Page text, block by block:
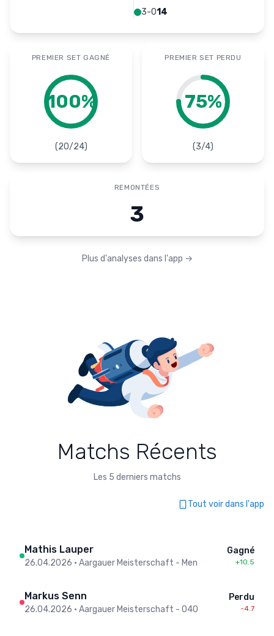
3-014
PREMIER SET GAGNÉ
100%
(20/24)
PREMIER SET PERDU
75%
(3/4)
REMONTÉES
3
Plus d'analyses dans l'app →
Matchs Récents
Les 5 derniers matchs
Tout voir dans l'app
Mathis Lauper
26.04.2026 • Aargauer Meisterschaft - Men
Gagné
+10.5
Markus Senn
26.04.2026 • Aargauer Meisterschaft - O40
Perdu
-4.7